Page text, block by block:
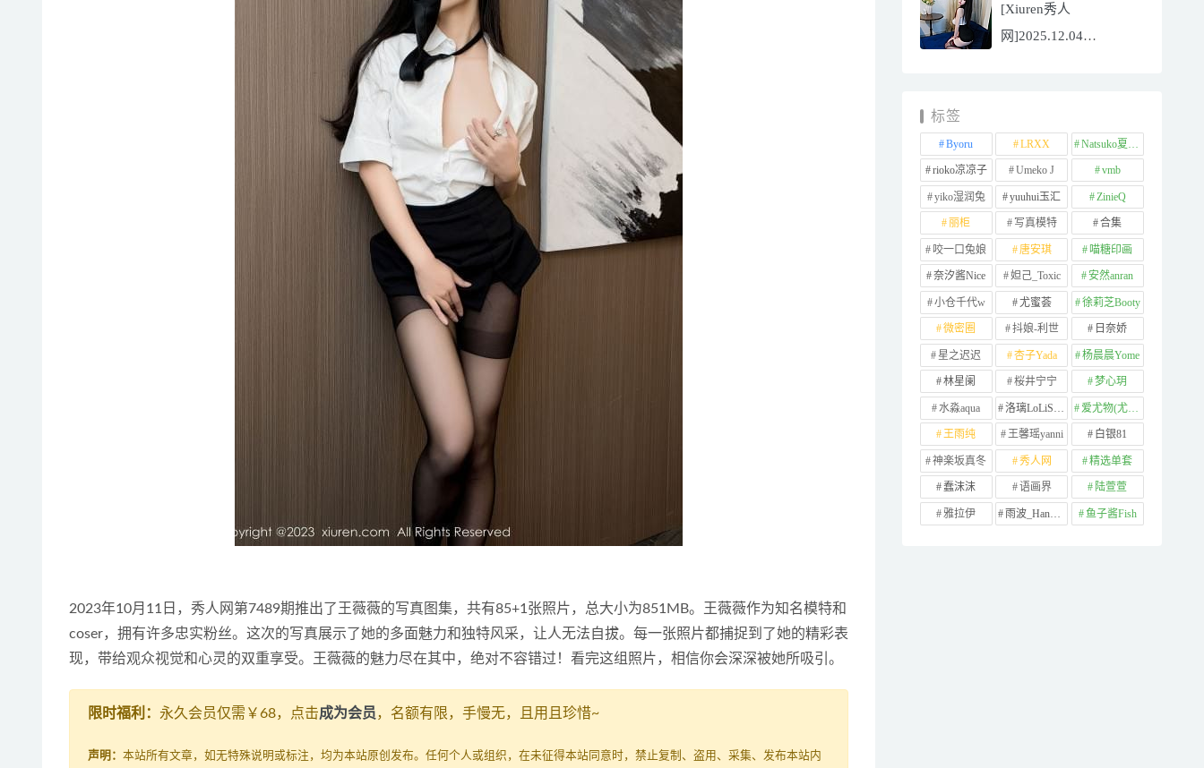
2023年10月11日，秀人网第7489期推出了王薇薇的写真图集，共有85+1张照片，总大小为851MB。王薇薇作为知名模特和
coser，拥有许多忠实粉丝。这次的写真展示了她的多面魅力和独特风采，让人无法自拔。每一张照片都捕捉到了她的精彩表
现，带给观众视觉和心灵的双重享受。王薇薇的魅力尽在其中，绝对不容错过！看完这组照片，相信你会深深被她所吸引。
限时福利： 永久会员仅需￥68，点击成为会员，名额有限，手慢无，且用且珍惜~
声明： 本站所有文章，如无特殊说明或标注，均为本站原创发布。任何个人或组织，在未征得本站同意时，禁止复制、盗用、采集、发布本站内
Well11[67P/745.99MB]
[Xiuren秀人
网]2025.12.04
标签
Byoru LRXX Natsuko夏夏子
rioko凉凉子 Umeko J vmb
yiko湿润兔 yuuhui玉汇 ZinieQ
丽柜 写真模特 合集
咬一口兔娘 唐安琪 喵糖印画
奈汐酱Nice 妲己_Toxic 安然anran
小仓千代w 尤蜜荟 徐莉芝Booty
微密圈 抖娘-利世 日奈娇
星之迟迟 杏子Yada 杨晨晨Yome
林星阑 桜井宁宁 梦心玥
水淼aqua 洛璃LoLiSAMA 爱尤物(尤果网)
王雨纯 王馨瑶yanni 白银81
神楽坂真冬 秀人网 精选单套
蠢沫沫 语画界 陆萱萱
雅拉伊 雨波_HaneAme 鱼子酱Fish